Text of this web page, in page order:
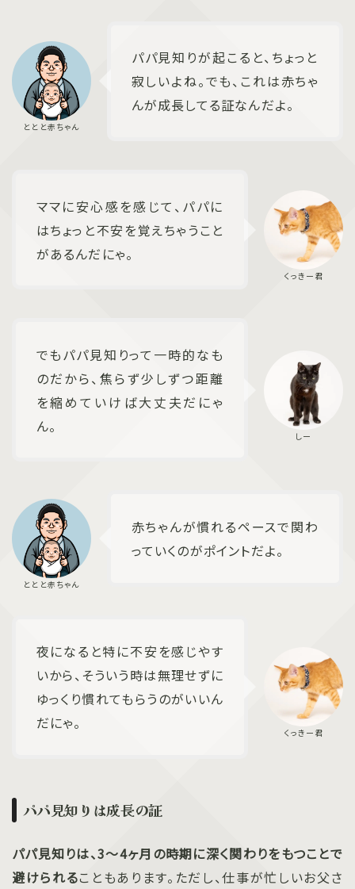
パパ見知りが起こると、ちょっと
寂しいよね。でも、これは赤ちゃ
んが成長してる証なんだよ。
ママに安心感を感じて、パパに
はちょっと不安を覚えちゃうこと
があるんだにゃ。
でもパパ見知りって一時的なも
のだから、焦らず少しずつ距離
を縮めていけば大丈夫だにゃ
ん。
赤ちゃんが慣れるペースで関わ
っていくのがポイントだよ。
夜になると特に不安を感じやす
いから、そういう時は無理せずに
ゆっくり慣れてもらうのがいいん
だにゃ。
パパ見知りは成長の証
パパ見知りは、3～4ヶ月の時期に深く関わりをもつことで
避けられることもあります。ただし、仕事が忙しいお父さ